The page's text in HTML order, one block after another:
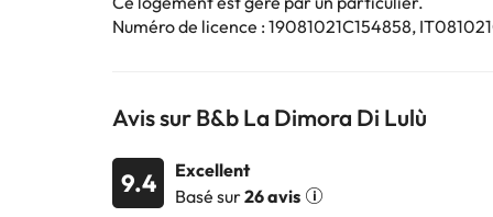
sont susceptibles d’être modifiées par
Numéro de licence : 19081021C154858,
Avis sur B&b La Dimora Di Lulù
9.4
Excellent
Basé sur26 avis